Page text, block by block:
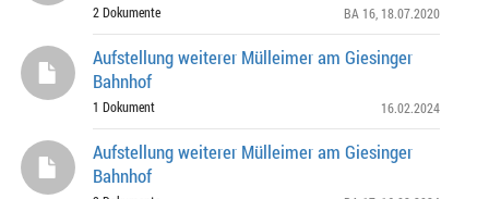
2 Dokumente BA 16 , 18.07.2020
Aufstellung weiterer Mülleimer am Giesinger
Bahnhof
1 Dokument 16.02.2024
Aufstellung weiterer Mülleimer am Giesinger
Bahnhof